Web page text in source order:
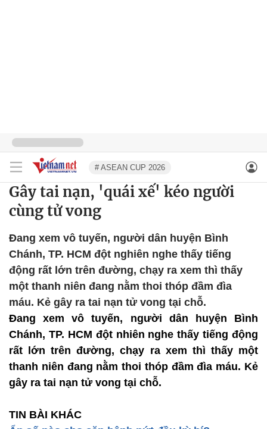
# ASEAN CUP 2026
Gây tai nạn, 'quái xế' kéo người
cùng tử vong
Đang xem vô tuyến, người dân huyện Bình
Chánh, TP. HCM đột nghiên nghe thấy tiếng
động rất lớn trên đường, chạy ra xem thì thấy
một thanh niên đang nằm thoi thóp đầm đìa
máu. Kẻ gây ra tai nạn tử vong tại chỗ.
Đang xem vô tuyến, người dân huyện Bình
Chánh, TP. HCM đột nhiên nghe thấy tiếng động
rất lớn trên đường, chạy ra xem thì thấy một
thanh niên đang nằm thoi thóp đầm đìa máu. Kẻ
gây ra tai nạn tử vong tại chỗ.
TIN BÀI KHÁC